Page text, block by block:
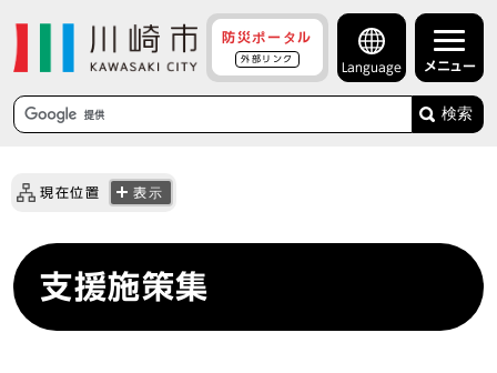
防災ポータル
外部リンク
Language メニュー
検索
現在位置 表示
支援施策集